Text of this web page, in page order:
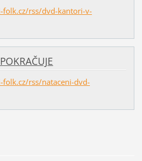
rss/dvd-kantori-v-
rss/nataceni-dvd-